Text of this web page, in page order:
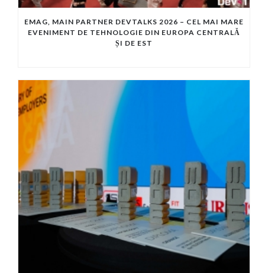
EMAG, MAIN PARTNER DEVTALKS 2026 – CEL MAI MARE
EVENIMENT DE TEHNOLOGIE DIN EUROPA CENTRALĂ
ȘI DE EST